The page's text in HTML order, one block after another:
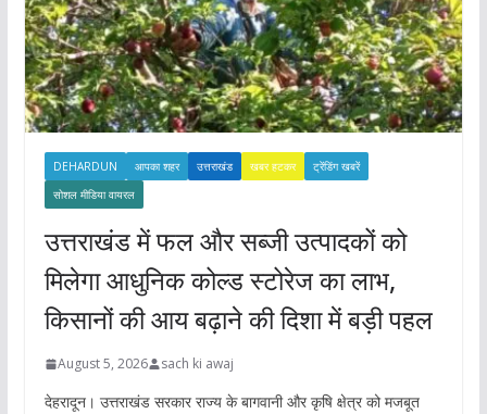
DEHARDUN आपका शहर उत्तराखंड खबर हटकर
ट्रेंडिंग खबरें
सोशल मीडिया वायरल
उत्तराखंड में फल और सब्जी उत्पादकों को
मिलेगा आधुनिक कोल्ड स्टोरेज का लाभ,
किसानों की आय बढ़ाने की दिशा में बड़ी पहल
August 5, 2026 sach ki awaj
देहरादून। उत्तराखंड सरकार राज्य के बागवानी और कृषि क्षेत्र को मजबूत